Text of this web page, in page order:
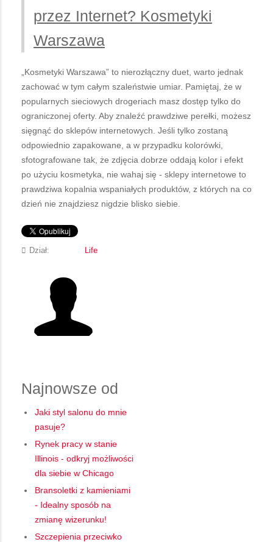
przez Internet? Kosmetyki
Warszawa
„Kosmetyki Warszawa” to nierozłączny duet, warto jednak
zachować w tym całym szaleństwie umiar. Pamiętaj, że w
popularnych sieciowych drogeriach masz dostęp tylko do
ograniczonej oferty. Aby znaleźć prawdziwe perełki, możesz
sięgnąć do sklepów internetowych. Jeśli tylko zostaną
odpowiednio zapakowane, a w przypadku kolorówki,
sfotografowane tak, że zdjęcia dobrze oddają kolor i efekt
po użyciu kosmetyka, nie wahaj się - sklepy internetowe to
prawdziwa kopalnia wspaniałych produktów, z których na co
dzień nie znajdziesz nigdzie blisko siebie.
Dział: Life
Najnowsze od
Jaki styl salonu do mnie
pasuje?
Rynek pracy w stanie
Illinois - odkryj możliwości
dla siebie w Chicago
Bransoletki z kamieniami
- Idealny sposób na
zmianę wizerunku!
Szczepienia przeciwko